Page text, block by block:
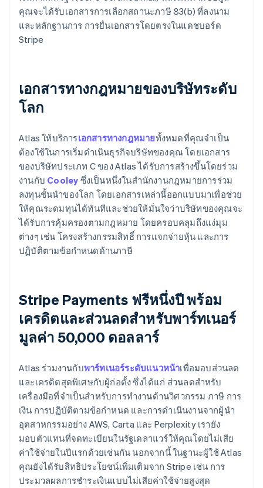
คุณจะได้รับเอกสารการเลือกสถานะภาษี 83(b) ที่ลงนาม
และหลักฐานการ การยื่นเอกสารโดยตรงในแดชบอร์ด
Stripe
เอกสารทางกฎหมายของบริษัทระดับ
โลก
Atlas ให้บริการเอกสารทางกฎหมายทั้งหมดที่คุณจำเป็น
ต้องใช้ในการเริ่มดำเนินธุรกิจบริษัทของคุณ โดยเอกสาร
ของบริษัทประเภท C ของ Atlas ได้รับการสร้างขึ้นโดยร่วม
งานกับ Cooley ซึ่งเป็นหนึ่งในสำนักงานกฎหมายการร่วม
ลงทุนชั้นนำของโลก โดยเอกสารเหล่านี้ออกแบบมาเพื่อช่วย
ให้คุณระดมทุนได้ทันทีและช่วยให้มั่นใจว่าบริษัทของคุณจะ
ได้รับการคุ้มครองตามกฎหมาย โดยครอบคลุมถึงแง่มุม
ต่างๆ เช่น โครงสร้างกรรมสิทธิ์ การแจกจ่ายหุ้น และการ
ปฏิบัติตามข้อกำหนดด้านภาษี
Stripe Payments ฟรีหนึ่งปี พร้อม
เครดิตและส่วนลดสำหรับพาร์ทเนอร์
มูลค่า 50,000 ดอลลาร์
Atlas ร่วมงานกับพาร์ทเนอร์ระดับแนวหน้าเพื่อมอบส่วนลด
และเครดิตสุดพิเศษกับผู้ก่อตั้ง ซึ่งได้แก่ ส่วนลดสำหรับ
เครื่องมือที่จำเป็นสำหรับการทำงานด้านวิศวกรรม ภาษี การ
เงิน การปฏิบัติตามข้อกำหนด และการดำเนินงานจากผู้นำ
อุตสาหกรรมอย่าง AWS, Carta และ Perplexity เรายัง
มอบตัวแทนที่จดทะเบียนในรัฐเดลาแวร์ให้คุณโดยไม่เสีย
ค่าใช้จ่ายในปีแรกด้วยเช่นกัน นอกจากนี้ ในฐานะผู้ใช้ Atlas
คุณยังได้รับสิทธิประโยชน์เพิ่มเติมจาก Stripe เช่น การ
ประมวลผลการชำระเงินแบบไม่เสียค่าใช้จ่ายสูงสุด